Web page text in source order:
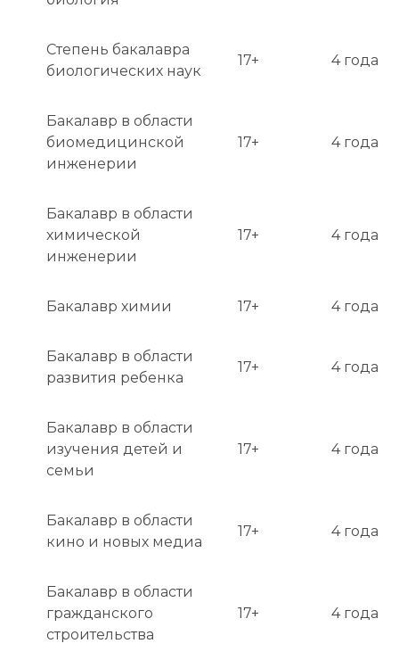
формы I-20 (для студенческой визы F-1)
финансовой состоятельности, покрывающей
полную стоимость обучения и проживания.
Оценка транскриптов: Может потребоваться
официальная оценка транскриптов через такие
организации, как WES или ECE.
иностранных студентов при подаче на визу.
Vanderbilt придерживается политики "need-
blind" для граждан США и предоставляет
покрытие потребностей для принятых
Сроки подачи заявок (бакалавриат):
середина декабря).
Early Decision II: 1 января (уведомление –
Regular Decision: 1 января (уведомление – конец
Тестирование или собеседование:
Собеседования с выпускниками (Alumni
Interviews) носят рекомендательный характер и
Степень бакалавра
биологических наук
17+ 4 года
Бакалавр в области
биомедицинской
инженерии
17+ 4 года
Бакалавр в области
химической
инженерии
17+ 4 года
Бакалавр химии 17+ 4 года
Бакалавр в области
развития ребенка
17+ 4 года
Бакалавр в области
изучения детей и
семьи
17+ 4 года
Бакалавр в области
кино и новых медиа
17+ 4 года
Бакалавр в области
гражданского
строительства
17+ 4 года